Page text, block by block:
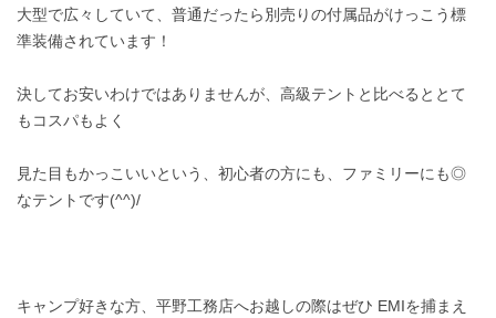
大型で広々していて、普通だったら別売りの付属品がけっこう標
準装備されています！
決してお安いわけではありませんが、高級テントと比べるととて
もコスパもよく
見た目もかっこいいという、初心者の方にも、ファミリーにも◎
なテントです(^^)/
キャンプ好きな方、平野工務店へお越しの際はぜひ EMIを捕まえ